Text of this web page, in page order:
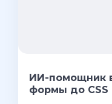
ИИ-помощник
формы до CSS